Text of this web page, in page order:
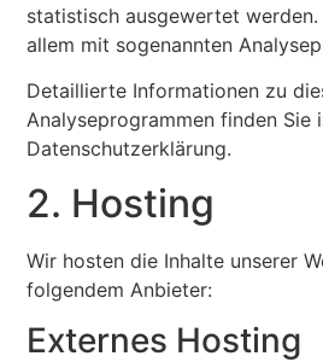
statistisch ausgewertet
allem mit sogenannten
Detaillierte Informationen zu
Analyseprogrammen finden Sie
Datenschutzerklärung.
2. Hosting
Wir hosten die Inhalte unserer
folgendem Anbieter:
Externes Hosting